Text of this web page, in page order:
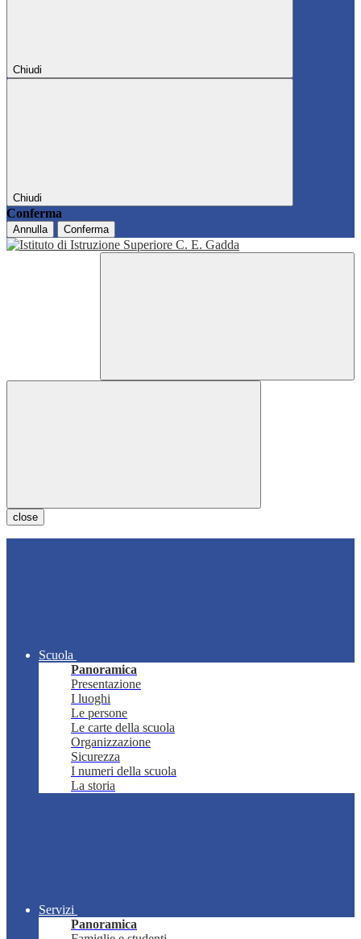
Chiudi
Chiudi
Conferma
Annulla Conferma
close
Scuola
Panoramica
Presentazione
I luoghi
Le persone
Le carte della scuola
Organizzazione
Sicurezza
I numeri della scuola
La storia
Servizi
Panoramica